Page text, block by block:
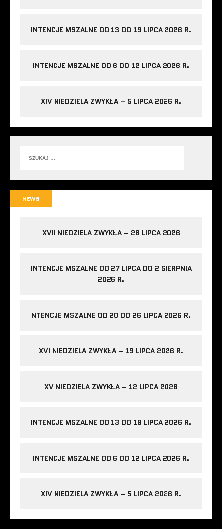
INTENCJE MSZALNE OD 13 DO 19 LIPCA 2026 R.
INTENCJE MSZALNE OD 6 DO 12 LIPCA 2026 R.
XIV NIEDZIELA ZWYKŁA – 5 LIPCA 2026 R.
NEWS
XVII NIEDZIELA ZWYKŁA – 26 LIPCA 2026
INTENCJE MSZALNE OD 27 LIPCA DO 2 SIERPNIA
2026 R.
NTENCJE MSZALNE OD 20 DO 26 LIPCA 2026 R.
XVI NIEDZIELA ZWYKŁA – 19 LIPCA 2026 R.
XV NIEDZIELA ZWYKŁA – 12 LIPCA 2026
INTENCJE MSZALNE OD 13 DO 19 LIPCA 2026 R.
INTENCJE MSZALNE OD 6 DO 12 LIPCA 2026 R.
XIV NIEDZIELA ZWYKŁA – 5 LIPCA 2026 R.